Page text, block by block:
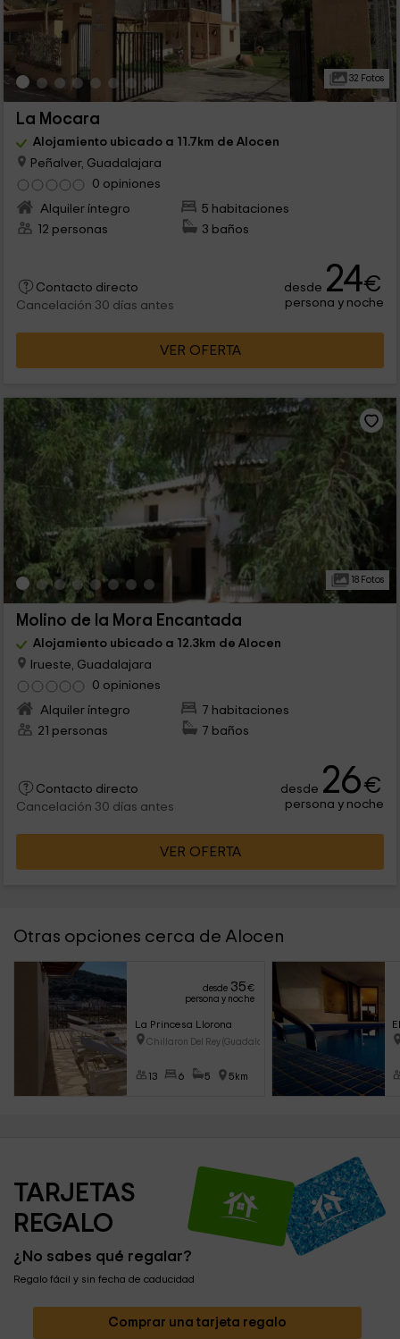
32 Fotos
La Mocara
Alojamiento ubicado a 11.7km de Alocen
Peñalver, Guadalajara
0 opiniones
Alquiler íntegro
5 habitaciones
12 personas
3 baños
Contacto directo
Cancelación 30 días antes
desde 24€
persona y noche
VER OFERTA
18 Fotos
Molino de la Mora Encantada
Alojamiento ubicado a 12.3km de Alocen
Irueste, Guadalajara
0 opiniones
Alquiler íntegro
7 habitaciones
21 personas
7 baños
Contacto directo
Cancelación 30 días antes
desde 26€
persona y noche
VER OFERTA
Otras opciones cerca de Alocen
desde 35€
persona y noche
La Princesa Llorona
Chillaron Del Rey (Guadalajara
13 6 5 5km
TARJETAS
REGALO
¿No sabes qué regalar?
Regalo fácil y sin fecha de caducidad
Comprar una tarjeta regalo